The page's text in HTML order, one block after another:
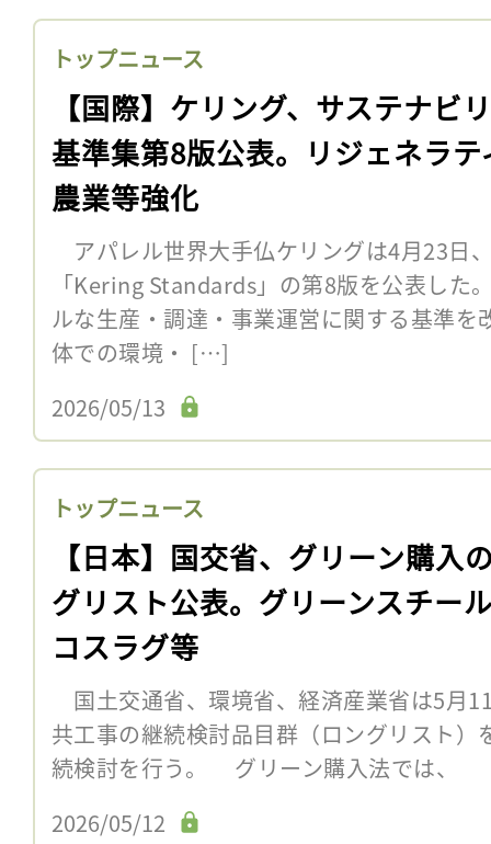
トップニュース
【国際】ケリング、サステナビ
基準集第8版公表。リジェネラテ
農業等強化
アパレル世界大手仏ケリングは4月23日
「Kering Standards」の第8版を公表した
ルな生産・調達・事業運営に関する基準を
体での環境・ […]
2026/05/13
トップニュース
【日本】国交省、グリーン購入
グリスト公表。グリーンスチー
コスラグ等
国土交通省、環境省、経済産業省は5月
共工事の継続検討品目群（ロングリスト
続検討を行う。 グリーン購入法では、
2026/05/12